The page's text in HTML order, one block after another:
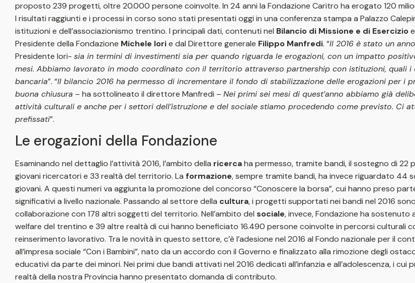
proposto 239 progetti, oltre 20.000 persone coinvolte. In 24 anni la Fondazione Caritro ha erogato 120
I risultati raggiunti e i processi in corso sono stati presentati oggi in una conferenza stampa a Palazzo
istituzioni e dell’associazionismo trentino. I principali dati, contenuti nel Bilancio di Missione e di Esercizio
Presidente della Fondazione Michele Iorie dal Direttore generale Filippo Manfredi. “Il 2016 è stato un
Presidente Iori- sia in termini di investimenti sia per quando riguarda le erogazioni, con un impatto
mesi. Abbiamo lavorato in modo coordinato con il territorio attraverso partnership con istituzioni, quali i
bancaria”. “Il bilancio 2016 ha permesso di incrementare il fondo di stabilizzazione delle erogazioni per i
buona chiusura – ha sottolineato il direttore Manfredi – Nei primi sei mesi di quest’anno abbiamo già
attività culturali e anche per i settori dell’istruzione e del sociale stiamo procedendo come previsto. Ci
prefissati”.
Le erogazioni della Fondazione
Esaminando nel dettaglio l’attività 2016, l’ambito della ricercaha permesso, tramite bandi, il sostegno di
giovani ricercatori e 33 realtà del territorio. La formazione, sempre tramite bandi, ha invece riguardato 44
giovani. A questi numeri va aggiunta la promozione del concorso “Conoscere la borsa”, cui hanno preso
significativi a livello nazionale. Passando al settore della cultura, i progetti supportati nei bandi nel 2016
collaborazione con 178 altri soggetti del territorio. Nell’ambito del sociale, invece, Fondazione ha
welfare del trentino e 39 altre realtà di cui hanno beneficiato 16.490 persone coinvolte in percorsi culturali
reinserimento lavorativo. Tra le novità in questo settore, c’è l’adesione nel 2016 al Fondo nazionale per il
all’impresa sociale “Con i Bambini”, nato da un accordo con il Governo e finalizzato alla rimozione degli
educativi da parte dei minori. Nei primi due bandi attivati nel 2016 dedicati all’infanzia e all’adolescenza, i
realtà della nostra Provincia hanno presentato domanda di contributo.